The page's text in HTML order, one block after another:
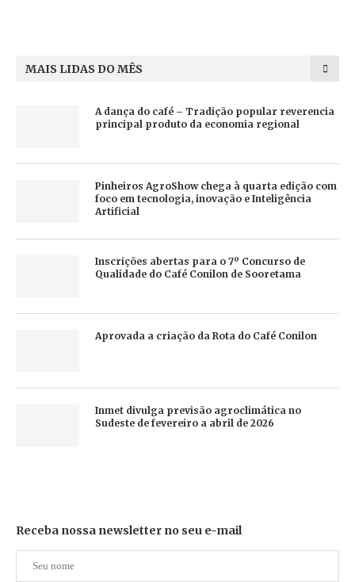
MAIS LIDAS DO MÊS
A dança do café – Tradição popular reverencia
principal produto da economia regional
Pinheiros AgroShow chega à quarta edição com
foco em tecnologia, inovação e Inteligência
Artificial
Inscrições abertas para o 7º Concurso de
Qualidade do Café Conilon de Sooretama
Aprovada a criação da Rota do Café Conilon
Inmet divulga previsão agroclimática no
Sudeste de fevereiro a abril de 2026
Receba nossa newsletter no seu e-mail